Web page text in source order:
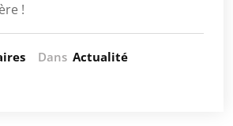
!
Dans Actualité